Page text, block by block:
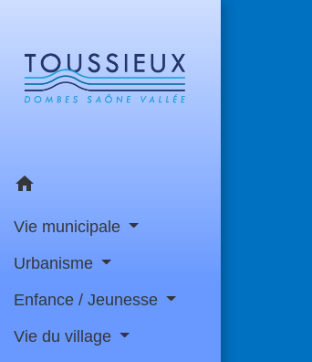
home
Vie municipale
Urbanisme
Enfance / Jeunesse
Vie du village